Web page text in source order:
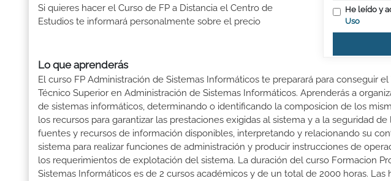
Si quieres hacer el Curso de FP a Distancia el Centro de
Estudios te informará personalmente sobre el precio
He leído y
Uso
Lo que aprenderás
El curso FP Administración de Sistemas Informáticos te preparará para conseguir
Técnico Superior en Administración de Sistemas Informáticos. Aprenderás a
de sistemas informáticos, determinando o identificando la composicion de los
los recursos para garantizar las prestaciones exigidas al sistema y a la seguridad
fuentes y recursos de información disponibles, interpretando y relacionando su
sistema para realizar funciones de administración y producir instrucciones de
los requerimientos de explotación del sistema. La duración del curso Formacion
Sistemas Informáticos es de 2 cursos académicos y de un total de 2000 horas.